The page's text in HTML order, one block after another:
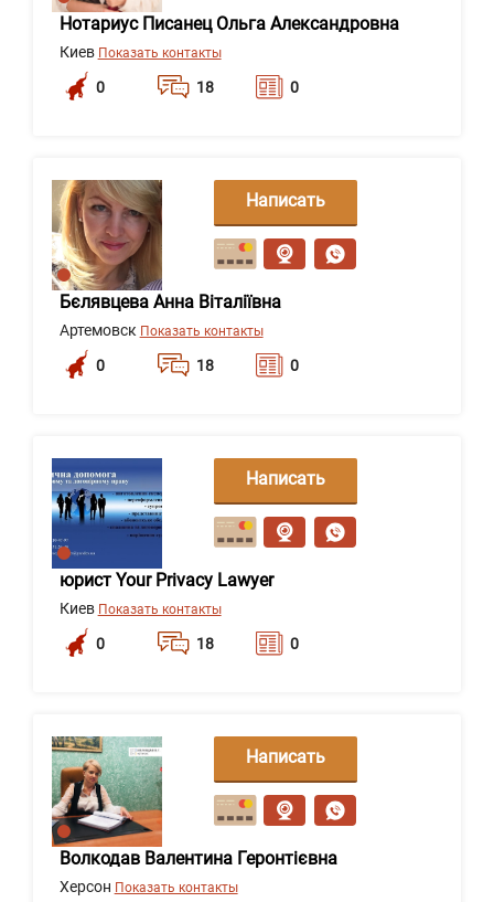
Нотариус Писанец Ольга Александровна
Киев Показать контакты
0 18 0
Бєлявцева Анна Віталіївна
Артемовск Показать контакты
0 18 0
Написать
сообщение
юрист Your Privacy Lawyer
Киев Показать контакты
0 18 0
Написать
сообщение
Волкодав Валентина Геронтієвна
Херсон Показать контакты
Написать
сообщение